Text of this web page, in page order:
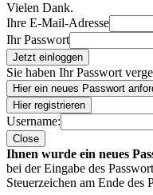
Vielen Dank.
Ihre E-Mail-Adresse
Ihr Passwort
Jetzt einloggen
Sie haben Ihr Passwort
Hier ein neues Passwort
Hier registrieren
Username:
Close
Ihnen wurde ein neues
bei der Eingabe des
Steuerzeichen am Ende des